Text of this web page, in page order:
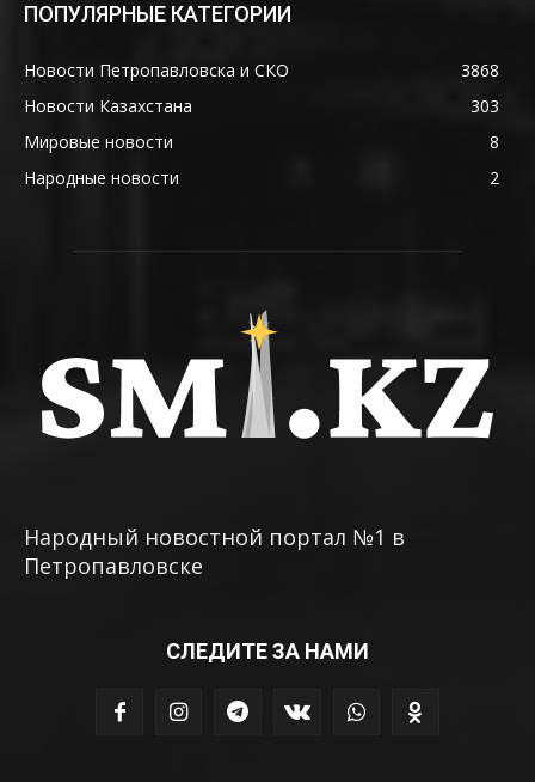
ПОПУЛЯРНЫЕ КАТЕГОРИИ
Новости Петропавловска и СКО
3868
Новости Казахстана
303
Мировые новости
8
Народные новости
2
Народный новостной портал №1 в
Петропавловске
СЛЕДИТЕ ЗА НАМИ